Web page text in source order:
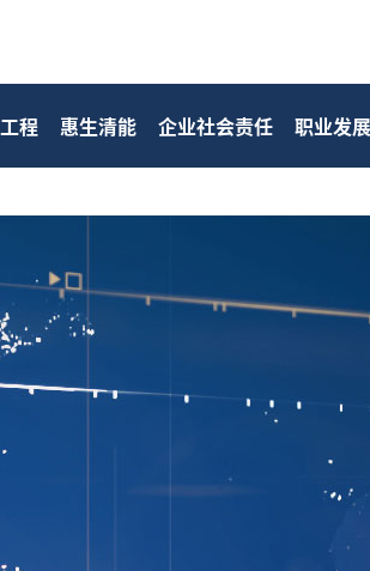
程 惠生清能 企业社会责任 职业发展